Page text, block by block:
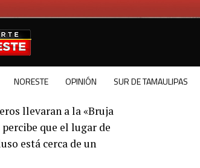
NORESTE OPINIÓN SUR DE TAMAULIPAS
llevaran a la «Bruja
que el lugar de
está cerca de un